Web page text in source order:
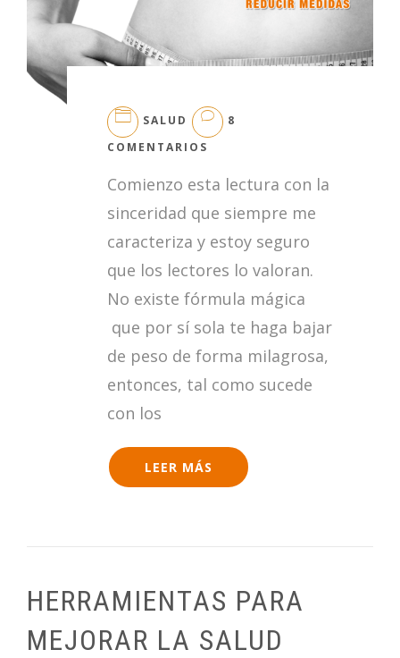
SALUD
8
COMENTARIOS
CLAVES
PERDER
PESO
REDUCIR
MEDIDAS
Comienzo esta lectura con la
sinceridad que siempre me
caracteriza y estoy seguro
que los lectores lo valoran.
No existe fórmula mágica
que por sí sola te haga bajar
de peso de forma milagrosa,
entonces, tal como sucede
con los
LEER MÁS
HERRAMIENTAS PARA
MEJORAR LA SALUD